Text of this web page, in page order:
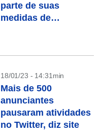
parte de suas
medidas de
18/01/23 - 14:31min
Mais de 500
anunciantes
pausaram atividades
no Twitter, diz site